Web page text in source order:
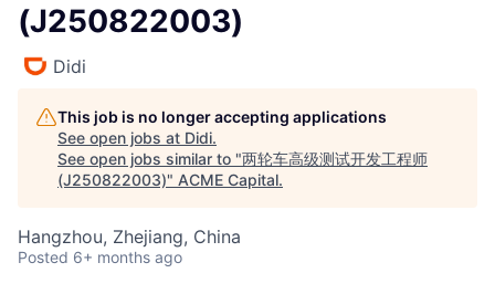
ACME Homepage
(J250822003)
Didi
This job is no longer accepting applications
See open jobs at Didi.
See open jobs similar to "两轮车高级测试开发工程师
(J250822003)" ACME Capital.
Hangzhou, Zhejiang, China
Posted 6+ months ago